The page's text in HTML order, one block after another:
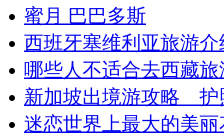
蜜月 巴巴多斯
西班牙塞维利亚旅游介
哪些人不适合去西藏旅
新加坡出境游攻略 护
迷恋世界上最大的美丽